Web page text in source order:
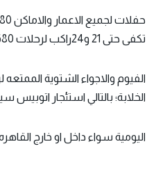
تكفى حتى 21 و24راكب لرحلات 01014555680
الفيوم والاجواء الشتوية
الخلابة؛ بالتالي استئجار اتوبيس
اليومية سواء داخل او خارج